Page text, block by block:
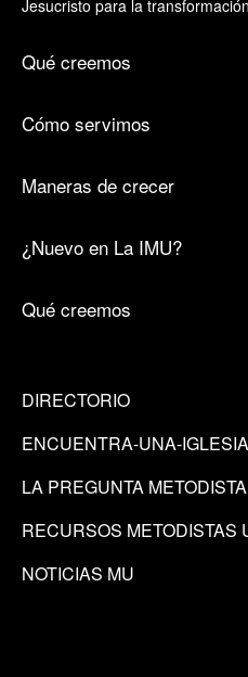
Jesucristo para la
Qué creemos
Cómo servimos
Maneras de crecer
¿Nuevo en La IMU?
Qué creemos
DIRECTORIO
ENCUENTRA-UNA-IGLESIA
LA PREGUNTA METODISTA
RECURSOS METODISTAS
NOTICIAS MU